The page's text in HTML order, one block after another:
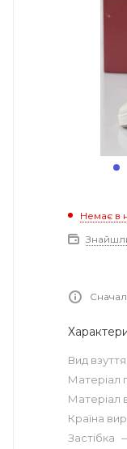
Немає в
Вид взуття
Матеріал
Матеріал
Країна
Застібка